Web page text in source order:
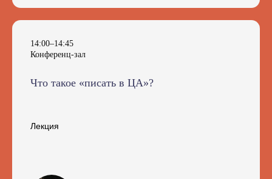
14:00–14:45
Конференц-зал
Что такое «писать в ЦА»?
Лекция